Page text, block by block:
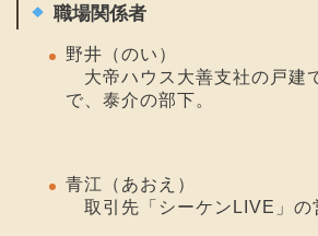
職場関係者
野井（のい）
大帝ハウス大善支社の戸建
で、泰介の部下。
青江（あおえ）
取引先「シーケンLIVE」の